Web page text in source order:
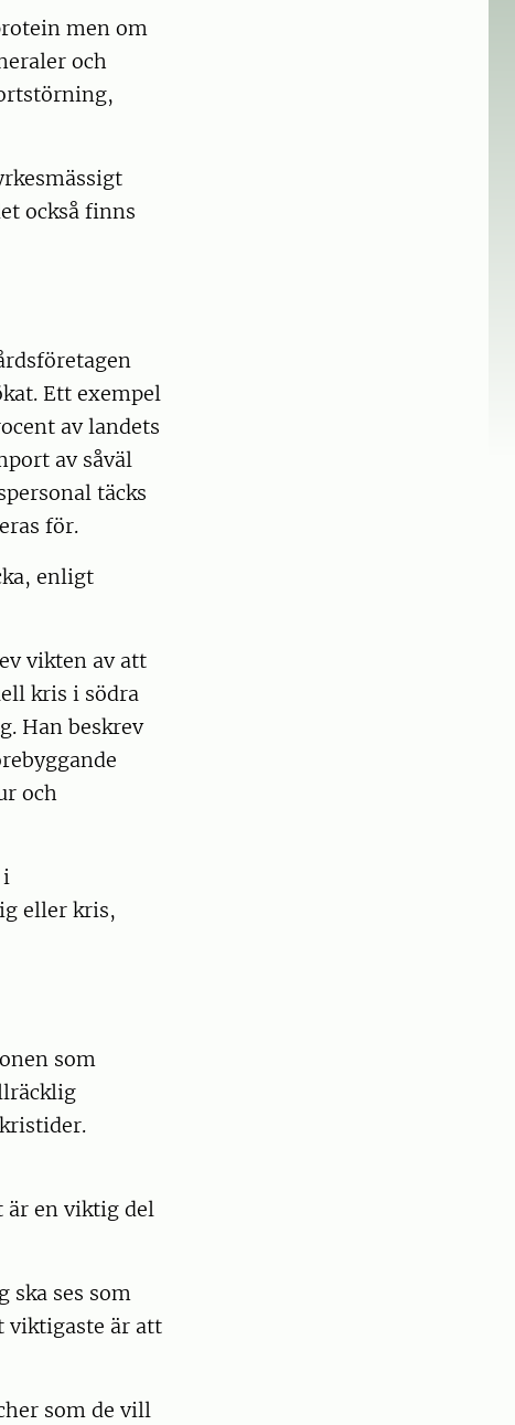
men om
och
också finns
Ett exempel
av landets
av såväl
täcks
för.
enligt
vikten av att
kris i södra
Han beskrev
och
i
eller kris,
som
en viktig del
ska ses som
viktigaste är att
som de vill